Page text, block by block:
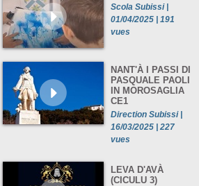
Scola Subissi |
01/04/2025 | 191
vues
NANT'À I PASSI DI
PASQUALE PAOLI
IN MOROSAGLIA
CE1
Direction Subissi |
16/03/2025 | 227
vues
LEVA D'AVÀ
(CICULU 3)